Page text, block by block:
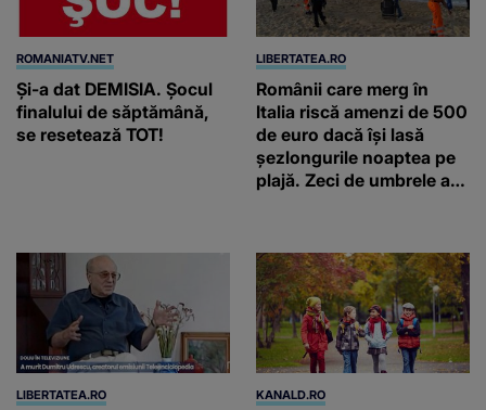
ROMANIATV.NET
Şi-a dat DEMISIA. Şocul
finalului de săptămână,
se resetează TOT!
LIBERTATEA.RO
Românii care merg în
Italia riscă amenzi de 500
de euro dacă își lasă
șezlongurile noaptea pe
plajă. Zeci de umbrele au
LIBERTATEA.RO KANALD.RO